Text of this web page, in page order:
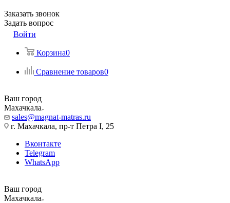
Заказать звонок
Задать вопрос
Войти
Корзина0
Сравнение товаров0
Ваш город
Махачкала
sales@magnat-matras.ru
г. Махачкала, пр-т Петра I, 25
Вконтакте
Telegram
WhatsApp
Ваш город
Махачкала